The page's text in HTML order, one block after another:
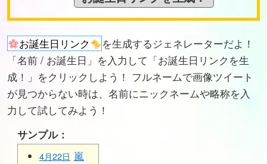
お誕生日リンク
を生成するジェネレーターだよ！
「名前 / お誕生日」を入力して「お誕生日リンクを生
成！」をクリックしよう！ フルネームで画像ツイート
が見つからない時は、名前にニックネームや略称を入
力して試してみよう！
サンプル：
4月22日 嵐